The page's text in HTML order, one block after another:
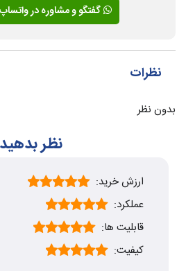
گفتگو و مشاوره در
نظرات
بدون نظر
نظر بدهید
ارزش خرید:
عملکرد:
قابلیت ها:
کیفیت: